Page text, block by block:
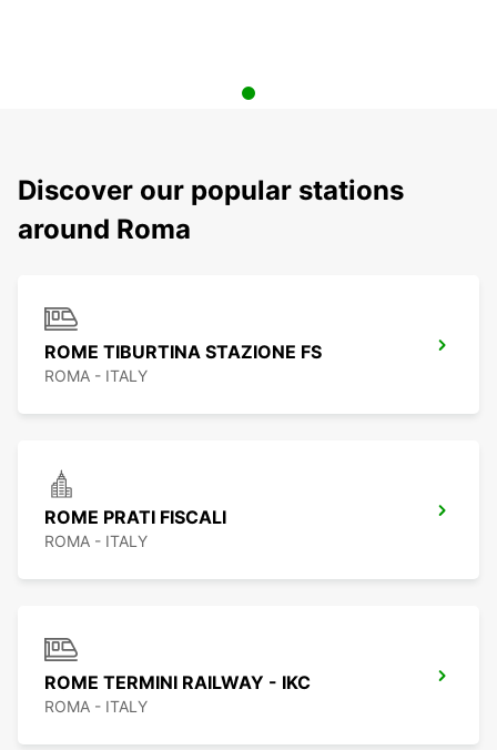
Discover our popular stations
around Roma
ROME TIBURTINA STAZIONE FS
ROMA - ITALY
ROME PRATI FISCALI
ROMA - ITALY
ROME TERMINI RAILWAY - IKC
ROMA - ITALY